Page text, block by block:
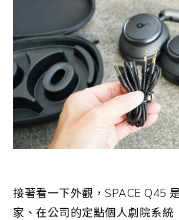
接著看一下外觀，SPACE Q45
家、在公司的定點個人劇院系統